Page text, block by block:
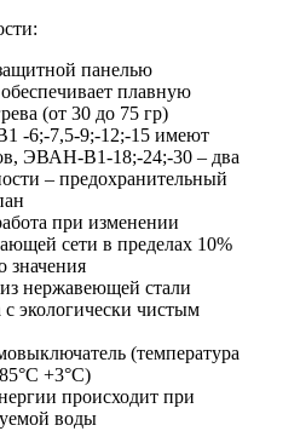
панелью
плавную
(от 30 до 75 гр)
-6;-7,5-9;-12;-15 имеют
ЭВАН-В1-18;-24;-30 – два
– предохранительный
при изменении
сети в пределах 10%
значения
нержавеющей стали
с экологически чистым
(температура
+3°С)
происходит при
воды